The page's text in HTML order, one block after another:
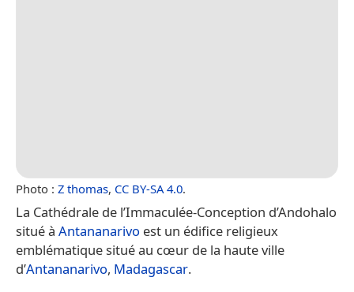
Photo : Z thomas, CC BY-SA 4.0.
La Cathédrale de l’Immaculée-Conception d’Andohalo
situé à Antananarivo est un édifice religieux
emblématique situé au cœur de la haute ville
d’Antananarivo, Madagascar.